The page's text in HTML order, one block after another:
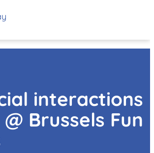
interactions
Brussels Fun